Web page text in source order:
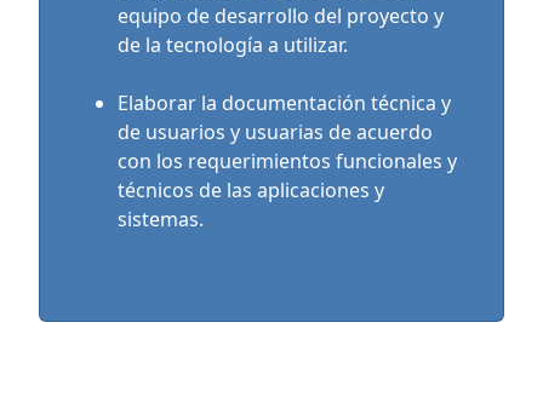
equipo de desarrollo del proyecto y
de la tecnología a utilizar.
Elaborar la documentación técnica y
de usuarios y usuarias de acuerdo
con los requerimientos funcionales y
técnicos de las aplicaciones y
sistemas.